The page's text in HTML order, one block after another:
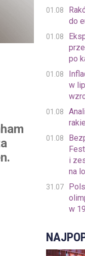
01.08
do
01.08
po
01.08
w
01.08
01.08
i
na
31.07
w